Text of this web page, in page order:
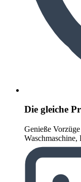
Die gleiche
Genieße